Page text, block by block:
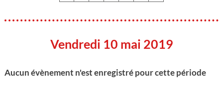
Vendredi 10 mai 2019
Aucun évènement n'est enregistré pour cette période